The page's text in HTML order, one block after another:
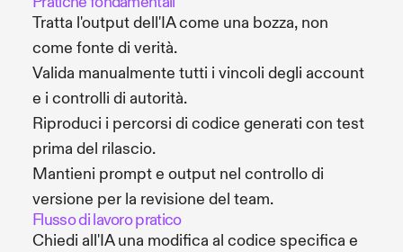
Tratta l'output dell'IA come una bozza, non
come fonte di verità.
Valida manualmente tutti i vincoli degli account
e i controlli di autorità.
Riproduci i percorsi di codice generati con test
prima del rilascio.
Mantieni prompt e output nel controllo di
versione per la revisione del team.
Flusso di lavoro pratico
Chiedi all'IA una modifica al codice specifica e